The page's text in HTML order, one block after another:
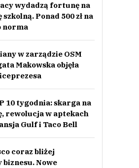
wydadzą fortunę na
Ponad 500 zł na
norma
w zarządzie OSM
Makowska objęła
10 tygodnia: skarga na
rewolucja w aptekach
Gulf i Taco Bell
coraz bliżej
biznesu. Nowe